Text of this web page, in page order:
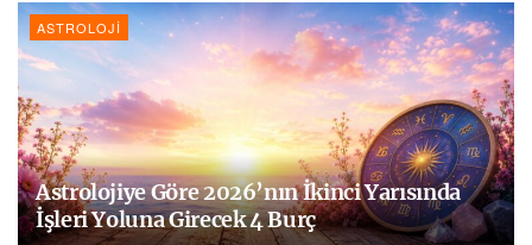
ASTROLOJI
Astrolojiye Göre 2026’nın İkinci Yarısında
İşleri Yoluna Girecek 4 Burç